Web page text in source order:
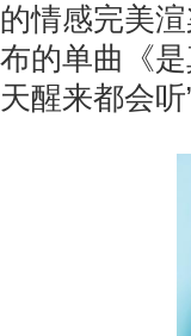
的情感完美
布的单曲《
天醒来都会听”